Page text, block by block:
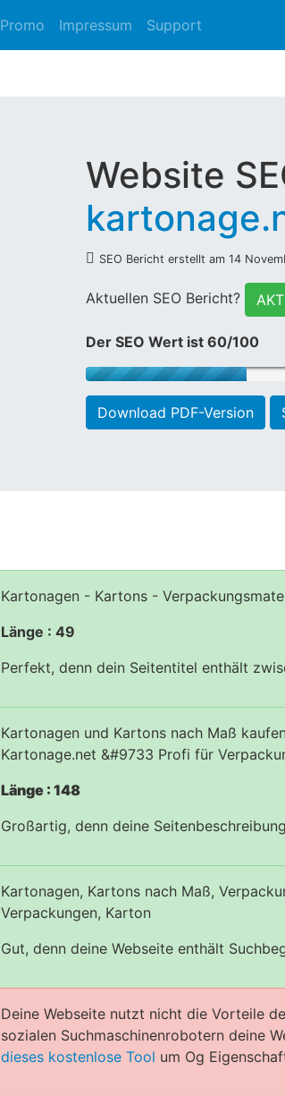
Promo Impressum Support
Website
SEO Bericht erstellt am 14
Aktuellen SEO Bericht?
Der SEO Wert ist 60/100
Download PDF-Version
Kartonagen - Kartons -
Länge : 49
Perfekt, denn dein Seitentitel enthält
Kartonagen und Kartons nach Maß
Kartonage.net &#9733 Profi für
Länge : 148
Großartig, denn deine
Kartonagen, Kartons nach Maß,
Verpackungen, Karton
Gut, denn deine Webseite enthält
Deine Webseite nutzt nicht die Vorteile
sozialen Suchmaschinenrobotern deine
dieses kostenlose Tool um Og